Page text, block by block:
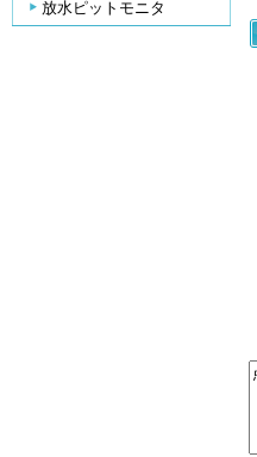
放水ピットモニタ